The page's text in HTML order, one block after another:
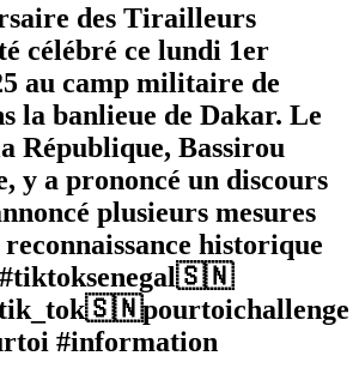
des Tirailleurs
célébré ce lundi 1er
au camp militaire de
la banlieue de Dakar. Le
République, Bassirou
y a prononcé un discours
plusieurs mesures
historique
#tiktoksenegal🇸🇳
#information